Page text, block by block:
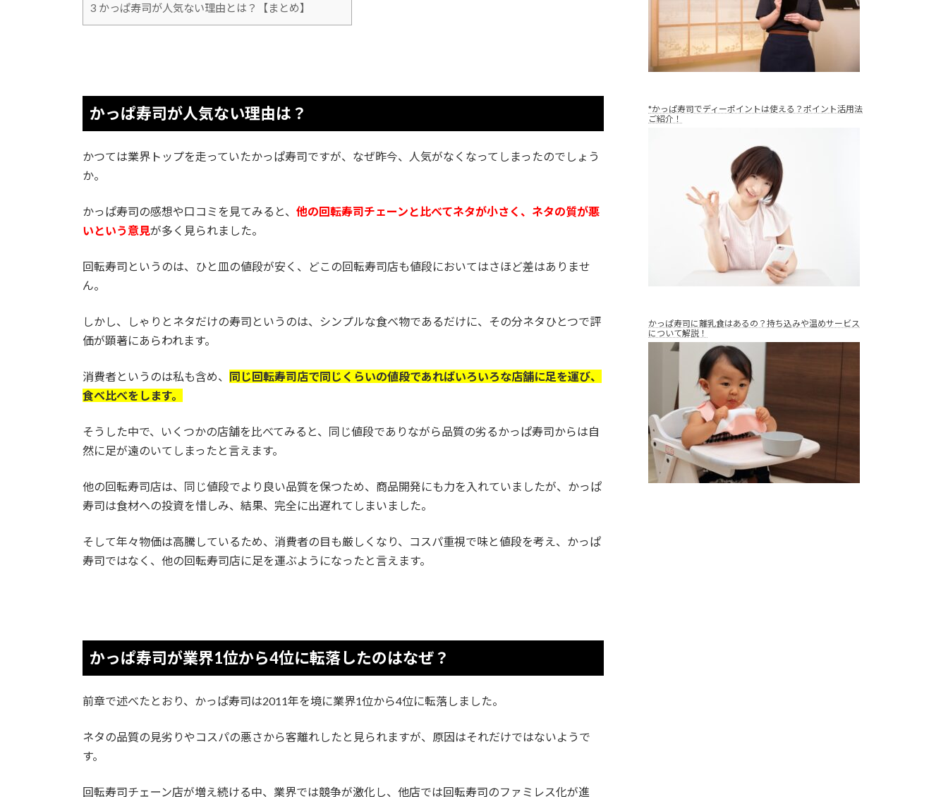
3 かっぱ寿司が人気ない理由とは？【まとめ】
かっぱ寿司が人気ない理由は？
かつては業界トップを走っていたかっぱ寿司ですが、なぜ昨今、人気がなくなってしまったのでしょう
か。
かっぱ寿司の感想や口コミを見てみると、 他の回転寿司チェーンと比べてネタが小さく、ネタの質が悪
いという意見が多く見られました。
回転寿司というのは、ひと皿の値段が安く、どこの回転寿司店も値段においてはさほど差はありませ
ん。
しかし、しゃりとネタだけの寿司というのは、シンプルな食べ物であるだけに、その分ネタひとつで評
価が顕著にあらわれます。
消費者というのは私も含め、 同じ回転寿司店で同じくらいの値段であればいろいろな店舗に足を運び、
食べ比べをします。
そうした中で、いくつかの店舗を比べてみると、同じ値段でありながら品質の劣るかっぱ寿司からは自
然に足が遠のいてしまったと言えます。
他の回転寿司店は、同じ値段でより良い品質を保つため、商品開発にも力を入れていましたが、かっぱ
寿司は食材への投資を惜しみ、結果、完全に出遅れてしまいました。
そして年々物価は高騰しているため、消費者の目も厳しくなり、コスパ重視で味と値段を考え、かっぱ
寿司ではなく、他の回転寿司店に足を運ぶようになったと言えます。
かっぱ寿司が業界1位から4位に転落したのはなぜ？
前章で述べたとおり、かっぱ寿司は2011年を境に業界1位から4位に転落しました。
ネタの品質の見劣りやコスパの悪さから客離れしたと見られますが、原因はそれだけではないようで
す。
回転寿司チェーン店が増え続ける中、業界では競争が激化し、他店では回転寿司のファミレス化が進
*かっぱ寿司でディーポイントは使える？ポイント活用法
ご紹介！
かっぱ寿司に離乳食はあるの？持ち込みや温めサービス
について解説！